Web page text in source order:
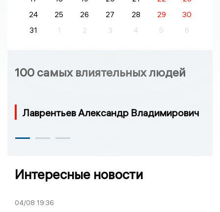
24
25 26 27 28 29
30
31
1 2 3 4 5 6
100 самых влиятельных людей
Лаврентьев Александр Владимирович
Интересные новости
04/08 19:36